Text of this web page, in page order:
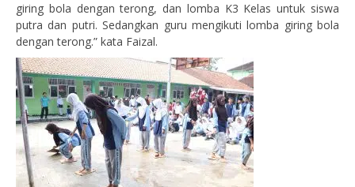
giring bola dengan terong, dan lomba K3 Kelas untuk siswa
putra dan putri. Sedangkan guru mengikuti lomba giring bola
dengan terong.” kata Faizal.